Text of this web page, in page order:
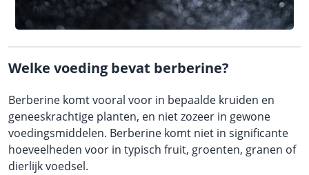
Welke voeding bevat berberine?
Berberine komt vooral voor in bepaalde kruiden en
geneeskrachtige planten, en niet zozeer in gewone
voedingsmiddelen. Berberine komt niet in significante
hoeveelheden voor in typisch fruit, groenten, granen of
dierlijk voedsel.